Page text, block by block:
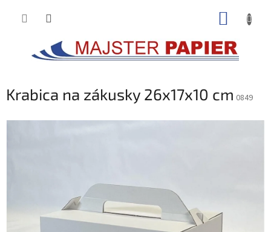
Krabica na zákusky 26x17x10 cm 0849